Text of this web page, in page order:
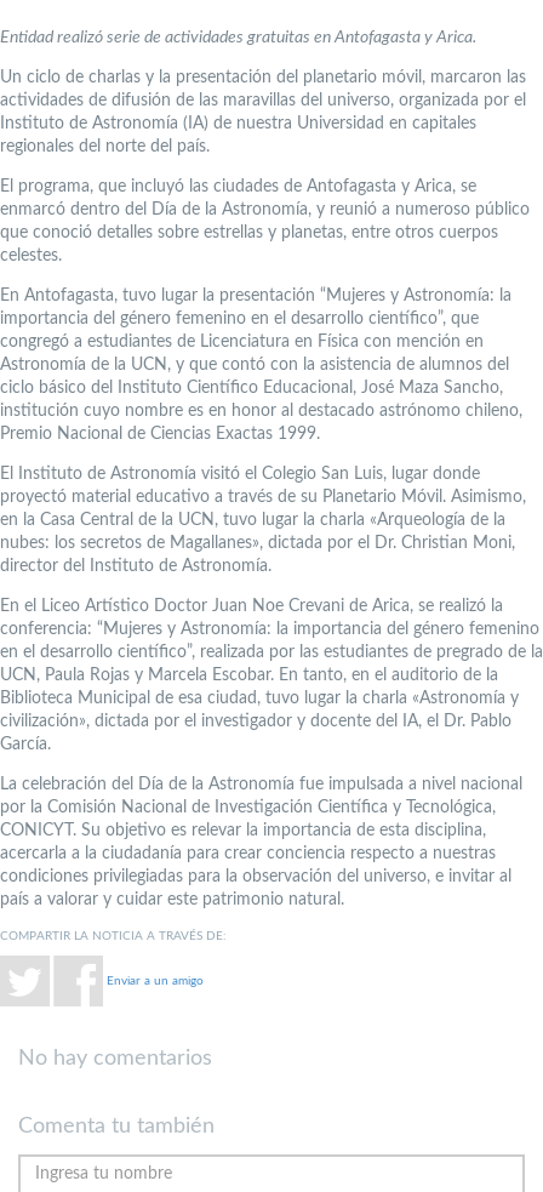
Entidad realizó serie de actividades gratuitas en Antofagasta y Arica.
Un ciclo de charlas y la presentación del planetario móvil, marcaron las
actividades de difusión de las maravillas del universo, organizada por el
Instituto de Astronomía (IA) de nuestra Universidad en capitales
regionales del norte del país.
El programa, que incluyó las ciudades de Antofagasta y Arica, se
enmarcó dentro del Día de la Astronomía, y reunió a numeroso público
que conoció detalles sobre estrellas y planetas, entre otros cuerpos
celestes.
En Antofagasta, tuvo lugar la presentación “Mujeres y Astronomía: la
importancia del género femenino en el desarrollo científico”, que
congregó a estudiantes de Licenciatura en Física con mención en
Astronomía de la UCN, y que contó con la asistencia de alumnos del
ciclo básico del Instituto Científico Educacional, José Maza Sancho,
institución cuyo nombre es en honor al destacado astrónomo chileno,
Premio Nacional de Ciencias Exactas 1999.
El Instituto de Astronomía visitó el Colegio San Luis, lugar donde
proyectó material educativo a través de su Planetario Móvil. Asimismo,
en la Casa Central de la UCN, tuvo lugar la charla «Arqueología de la
nubes: los secretos de Magallanes», dictada por el Dr. Christian Moni,
director del Instituto de Astronomía.
En el Liceo Artístico Doctor Juan Noe Crevani de Arica, se realizó la
conferencia: “Mujeres y Astronomía: la importancia del género femenino
en el desarrollo científico”, realizada por las estudiantes de pregrado de la
UCN, Paula Rojas y Marcela Escobar. En tanto, en el auditorio de la
Biblioteca Municipal de esa ciudad, tuvo lugar la charla «Astronomía y
civilización», dictada por el investigador y docente del IA, el Dr. Pablo
García.
La celebración del Día de la Astronomía fue impulsada a nivel nacional
por la Comisión Nacional de Investigación Científica y Tecnológica,
CONICYT. Su objetivo es relevar la importancia de esta disciplina,
acercarla a la ciudadanía para crear conciencia respecto a nuestras
condiciones privilegiadas para la observación del universo, e invitar al
país a valorar y cuidar este patrimonio natural.
COMPARTIR LA NOTICIA A TRAVÉS DE:
Enviar a un amigo
No hay comentarios
Comenta tu también